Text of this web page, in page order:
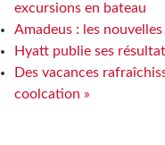
excursions en bateau
Amadeus : les nouvelles
Hyatt publie ses
Des vacances
coolcation »